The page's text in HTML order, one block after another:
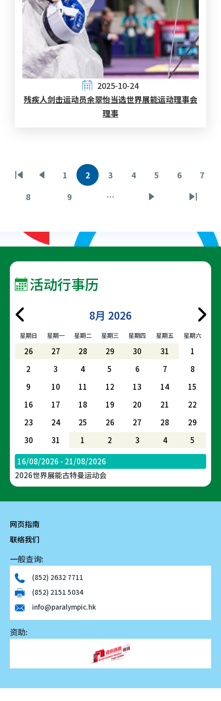
2025-10-24
残疾人剑击运动员余翠怡当选世界展能运动理事会
理事
Pagination
First
page
Previous
页
面
1
目
2
页
面
3
页
4
页
5
页
6
页
7
页
8
页
9 …
Last
活动行事历
8月 2026
星期日 星期一 星期二 星期三 星期四 星期五 星期六
26 27 28 29 30 31
1
2
3 4 5 6 7
8
9
10 11 12 13 14
15
16
17 18 19 20 21
22
23
24 25 26 27 28
29
30
31 1 2 3 4 5
16/08/2026 - 21/08/2026
2026世界展能古特曼运动会
网页指南
联络我们
一般查询:
(852) 2632 7711
(852) 2151 5034
info@paralympic.hk
资助: